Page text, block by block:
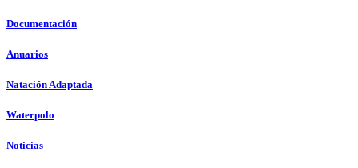
Documentación
Anuarios
Natación Adaptada
Waterpolo
Noticias